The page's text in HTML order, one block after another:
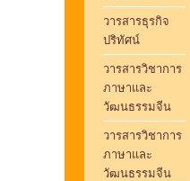
วารสารธุรกิจ
ปริทัศน์
วารสารวิชาการ
ภาษาและ
วัฒนธรรมจีน
วารสารวิชาการ
ภาษาและ
วัฒนธรรมจีน